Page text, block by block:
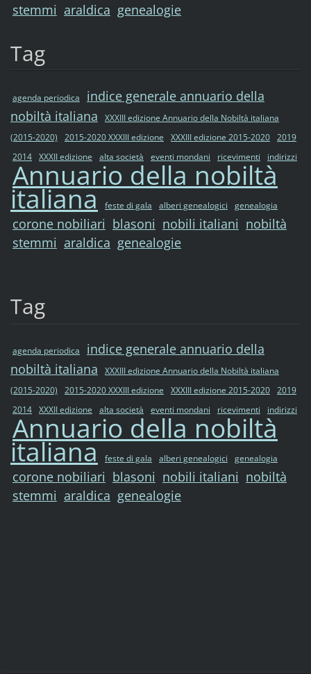
stemmi araldica genealogie
Tag
agenda periodica
indice generale annuario della
nobiltà italiana
XXXIII edizione Annuario della Nobiltà italiana
(2015-2020)
2015-2020 XXXIII edizione XXXIII edizione 2015-2020 2019
2014 XXXII edizione alta società eventi mondani ricevimenti indirizzi
Annuario della nobiltà
italiana feste di gala alberi genealogici genealogia
corone nobiliari blasoni nobili italiani nobiltà
stemmi araldica genealogie
Tag
agenda periodica
indice generale annuario della
nobiltà italiana
XXXIII edizione Annuario della Nobiltà italiana
(2015-2020)
2015-2020 XXXIII edizione XXXIII edizione 2015-2020 2019
2014 XXXII edizione alta società eventi mondani ricevimenti indirizzi
Annuario della nobiltà
italiana feste di gala alberi genealogici genealogia
corone nobiliari blasoni nobili italiani nobiltà
stemmi araldica genealogie